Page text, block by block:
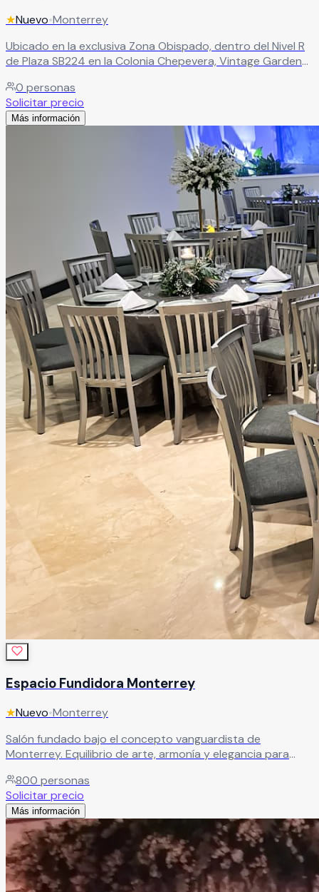
★Nuevo•Monterrey
Ubicado en la exclusiva Zona Obispado, dentro del Nivel R
de Plaza SB224 en la Colonia Chepevera, Vintage Garden
único: elegancia con un distintivo estilo vintage que
convierte cualquier celebración en algo verdaderamente
especialLeer más
0 personas
Solicitar precio
Más información
Espacio Fundidora Monterrey
★Nuevo•Monterrey
Salón fundado bajo el concepto vanguardista de
Monterrey. Equilibrio de arte, armonía y elegancia para
para hasta 800 invitados.
800 personas
Solicitar precio
Más información